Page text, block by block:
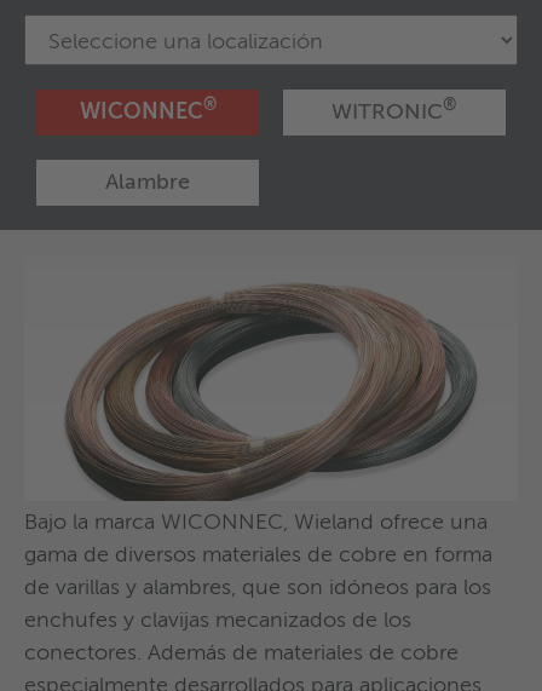
WICONNEC® WITRONIC®
Alambre
Bajo la marca WICONNEC, Wieland ofrece una
gama de diversos materiales de cobre en forma
de varillas y alambres, que son idóneos para los
enchufes y clavijas mecanizados de los
conectores. Además de materiales de cobre
especialmente desarrollados para aplicaciones
Las aplicaciones eléctricas y electrónicas suelen
requerir materiales que combinen buenas
propiedades eléctricas y mecánicas. La amplia
gama de aleaciones Wieland proporciona el
material óptimo para todas y cada una de las
aplicaciones.
Wieland puede ofrecer alambre y alambre
perfilado en una amplia gama de materiales:
aleaciones forjadas de cobre y aleaciones que
van desde el latón —sin plomo y con plomo—
hasta el bronce y la alpaca. Y en combinación
con las propiedades del material, tamaños y